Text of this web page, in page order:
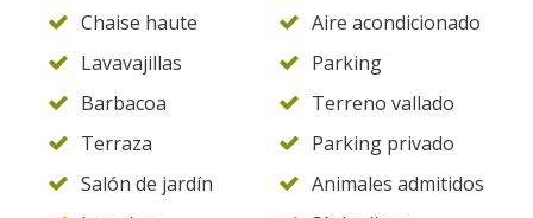
UNESCOChaise haute
Aire acondicionado
Lavavajillas
Parking
Barbacoa
Terreno vallado
Terraza
Parking privado
Salón de jardín
Animales admitidos